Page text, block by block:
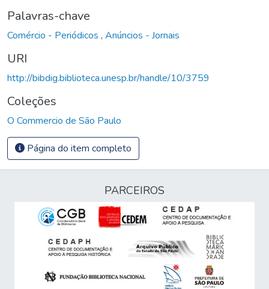
Palavras-chave
Comércio - Periódicos , Anúncios - Jornais
URI
http://bibdig.biblioteca.unesp.br/handle/10/3759
Coleções
O Commercio de São Paulo
Página do item completo
PARCEIROS